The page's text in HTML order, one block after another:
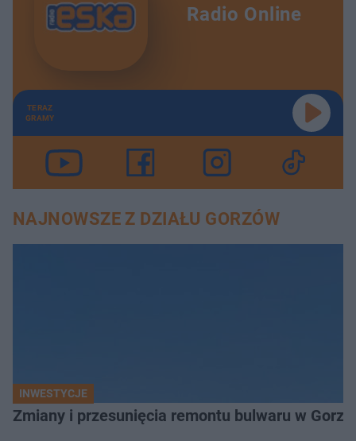
Radio Online
TERAZ
GRAMY
NAJNOWSZE Z DZIAŁU GORZÓW
INWESTYCJE
Zmiany i przesunięcia remontu bulwaru w